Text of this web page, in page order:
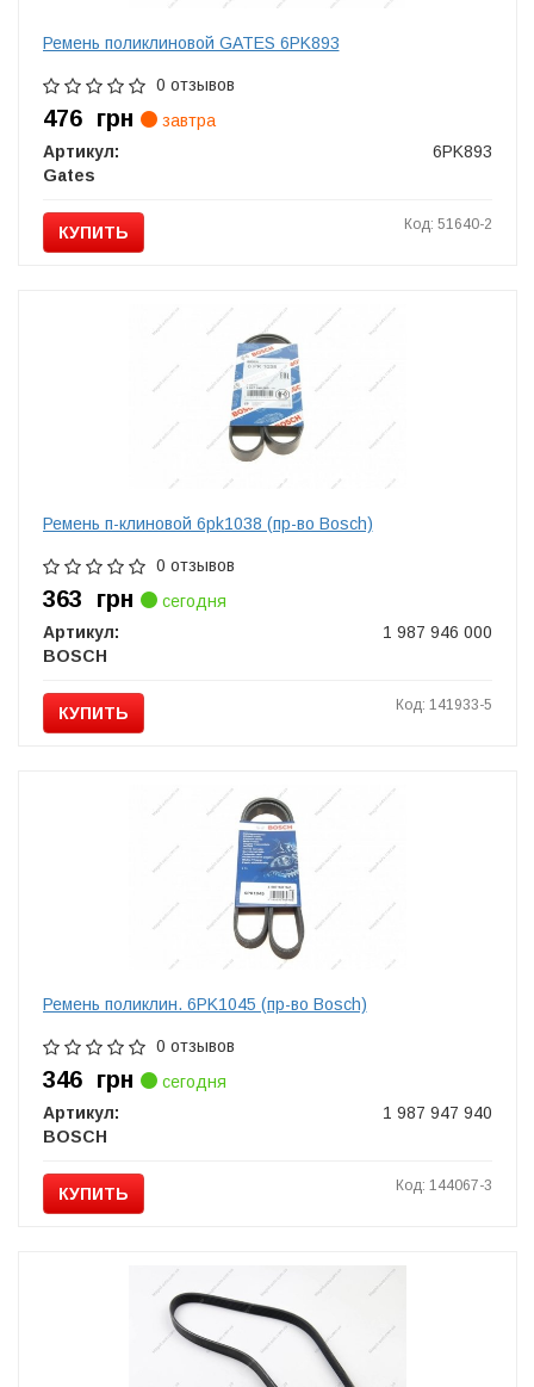
Ремень поликлиновой GATES 6PK893
0 отзывов
476 грн
завтра
Артикул:
6PK893
Gates
КУПИТЬ Код: 51640-2
Ремень п-клиновой 6pk1038 (пр-во Bosch)
0 отзывов
363 грн
сегодня
Артикул:
1 987 946 000
BOSCH
КУПИТЬ Код: 141933-5
Ремень поликлин. 6PK1045 (пр-во Bosch)
0 отзывов
346 грн
сегодня
Артикул:
1 987 947 940
BOSCH
КУПИТЬ Код: 144067-3